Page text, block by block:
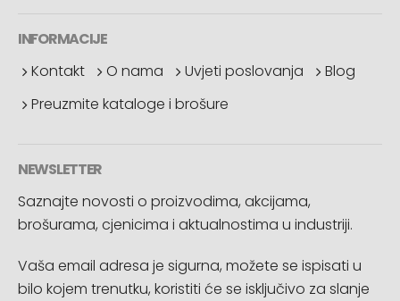
INFORMACIJE
Kontakt
O nama Uvjeti poslovanja
Blog
Preuzmite kataloge i brošure
NEWSLETTER
Saznajte novosti o proizvodima, akcijama,
brošurama, cjenicima i aktualnostima u industriji.
Vaša email adresa je sigurna, možete se ispisati u
bilo kojem trenutku, koristiti će se isključivo za slanje